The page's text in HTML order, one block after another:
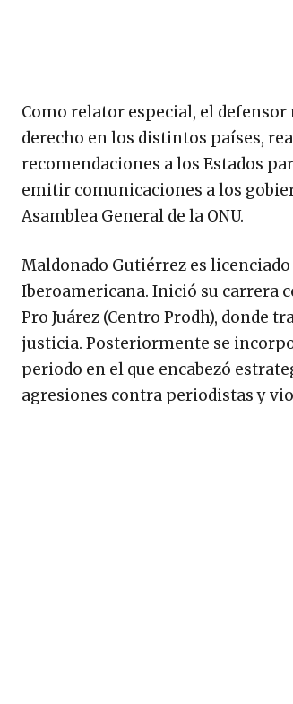
Como relator especial, el
derecho en los distintos países,
recomendaciones a los Estados
emitir comunicaciones a los
Asamblea General de la ONU.
Maldonado Gutiérrez es
Iberoamericana. Inició su carrera
Pro Juárez (Centro Prodh), donde
justicia. Posteriormente se
periodo en el que encabezó
agresiones contra periodistas y